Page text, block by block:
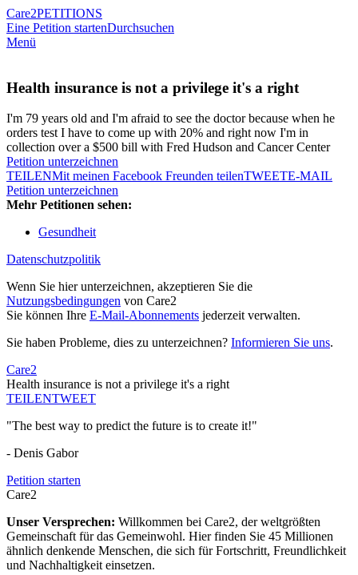
Care2PETITIONS
Eine Petition startenDurchsuchen
Menü
Health insurance is not a privilege it's a right
I'm 79 years old and I'm afraid to see the doctor because when he
orders test I have to come up with 20% and right now I'm in
collection over a $500 bill with Fred Hudson and Cancer Center
Petition unterzeichnen
TEILENMit meinen Facebook Freunden teilenTWEETE-MAIL
Petition unterzeichnen
Mehr Petitionen sehen:
Gesundheit
Datenschutzpolitik
Wenn Sie hier unterzeichnen, akzeptieren Sie die
Nutzungsbedingungen von Care2
Sie können Ihre E-Mail-Abonnements jederzeit verwalten.
Sie haben Probleme, dies zu unterzeichnen? Informieren Sie uns.
Care2
Health insurance is not a privilege it's a right
TEILENTWEET
"The best way to predict the future is to create it!"
- Denis Gabor
Petition starten
Care2
Unser Versprechen: Willkommen bei Care2, der weltgrößten
Gemeinschaft für das Gemeinwohl. Hier finden Sie 45 Millionen
ähnlich denkende Menschen, die sich für Fortschritt, Freundlichkeit
und Nachhaltigkeit einsetzen.